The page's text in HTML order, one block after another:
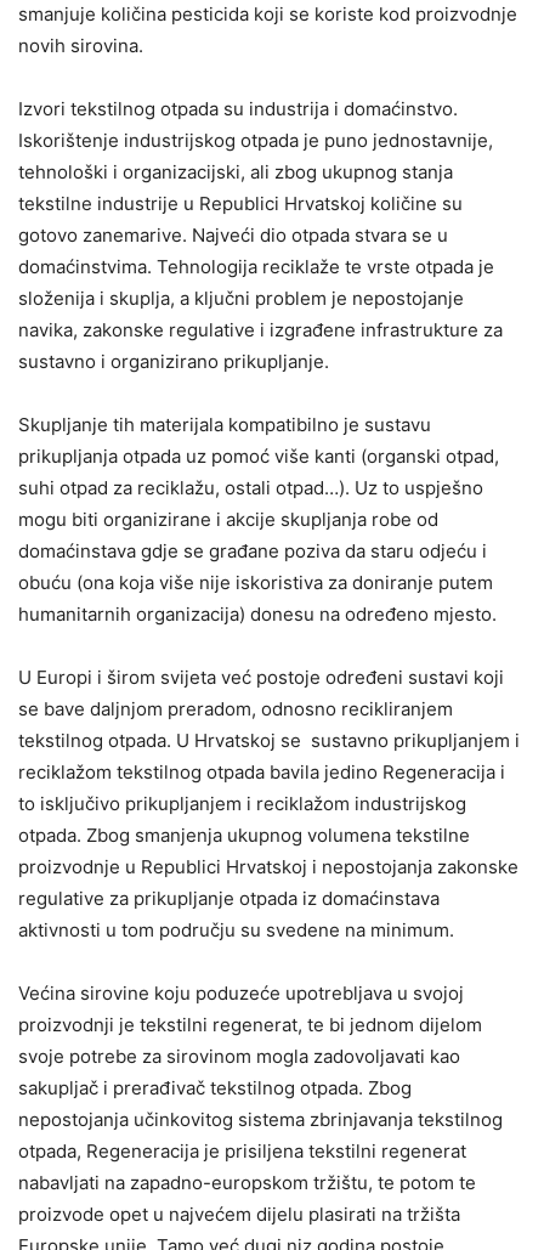
smanjuje količina pesticida koji se koriste kod proizvodnje
novih sirovina.
Izvori tekstilnog otpada su industrija i domaćinstvo.
Iskorištenje industrijskog otpada je puno jednostavnije,
tehnološki i organizacijski, ali zbog ukupnog stanja
tekstilne industrije u Republici Hrvatskoj količine su
gotovo zanemarive. Najveći dio otpada stvara se u
domaćinstvima. Tehnologija reciklaže te vrste otpada je
složenija i skuplja, a ključni problem je nepostojanje
navika, zakonske regulative i izgrađene infrastrukture za
sustavno i organizirano prikupljanje.
Skupljanje tih materijala kompatibilno je sustavu
prikupljanja otpada uz pomoć više kanti (organski otpad,
suhi otpad za reciklažu, ostali otpad…). Uz to uspješno
mogu biti organizirane i akcije skupljanja robe od
domaćinstava gdje se građane poziva da staru odjeću i
obuću (ona koja više nije iskoristiva za doniranje putem
humanitarnih organizacija) donesu na određeno mjesto.
U Europi i širom svijeta već postoje određeni sustavi koji
se bave daljnjom preradom, odnosno recikliranjem
tekstilnog otpada. U Hrvatskoj se sustavno prikupljanjem i
reciklažom tekstilnog otpada bavila jedino Regeneracija i
to isključivo prikupljanjem i reciklažom industrijskog
otpada. Zbog smanjenja ukupnog volumena tekstilne
proizvodnje u Republici Hrvatskoj i nepostojanja zakonske
regulative za prikupljanje otpada iz domaćinstava
aktivnosti u tom području su svedene na minimum.
Većina sirovine koju poduzeće upotrebljava u svojoj
proizvodnji je tekstilni regenerat, te bi jednom dijelom
svoje potrebe za sirovinom mogla zadovoljavati kao
sakupljač i prerađivač tekstilnog otpada. Zbog
nepostojanja učinkovitog sistema zbrinjavanja tekstilnog
otpada, Regeneracija je prisiljena tekstilni regenerat
nabavljati na zapadno-europskom tržištu, te potom te
proizvode opet u najvećem dijelu plasirati na tržišta